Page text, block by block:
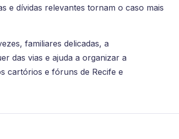
e dívidas relevantes tornam o caso mais
familiares delicadas, a
das vias e ajuda a organizar a
cartórios e fóruns de Recife e